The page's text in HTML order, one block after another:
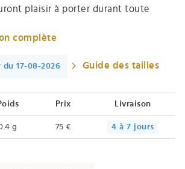
plaisir à porter durant toute
complète
17-08-2026 Guide des tailles
Prix Livraison
g 75 € 4 à 7 jours